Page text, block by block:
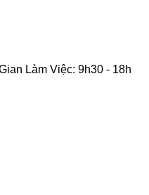
Làm Việc: 9h30 - 18h